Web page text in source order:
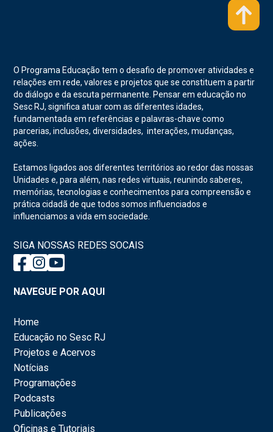
O Programa Educação tem o desafio de promover atividades e
relações em rede, valores e projetos que se constituem a partir
do diálogo e da escuta permanente. Pensar em educação no
Sesc RJ, significa atuar com as diferentes idades,
fundamentada em referências e palavras-chave como
parcerias, inclusões, diversidades, interações, mudanças,
ações.
Estamos ligados aos diferentes territórios ao redor das nossas
Unidades e, para além, nas redes virtuais, reunindo saberes,
memórias, tecnologias e conhecimentos para compreensão e
prática cidadã de que todos somos influenciados e
influenciamos a vida em sociedade.
SIGA NOSSAS REDES SOCAIS
NAVEGUE POR AQUI
Home
Educação no Sesc RJ
Projetos e Acervos
Notícias
Programações
Podcasts
Publicações
Oficinas e Tutoriais